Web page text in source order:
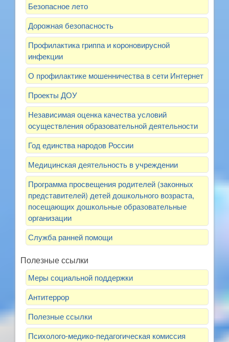
Безопасное лето
Дорожная безопасность
Профилактика гриппа и короновирусной
инфекции
О профилактике мошенничества в сети Интернет
Проекты ДОУ
Независимая оценка качества условий
осуществления образовательной деятельности
Год единства народов России
Медицинская деятельность в учреждении
Программа просвещения родителей (законных
представителей) детей дошкольного возраста,
посещающих дошкольные образовательные
организации
Служба ранней помощи
Полезные ссылки
Меры социальной поддержки
Антитеррор
Полезные ссылки
Психолого-медико-педагогическая комиссия